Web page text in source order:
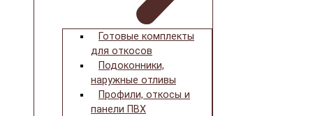
Готовые комплекты
для откосов
Подоконники,
наружные отливы
Профили, откосы и
панели ПВХ